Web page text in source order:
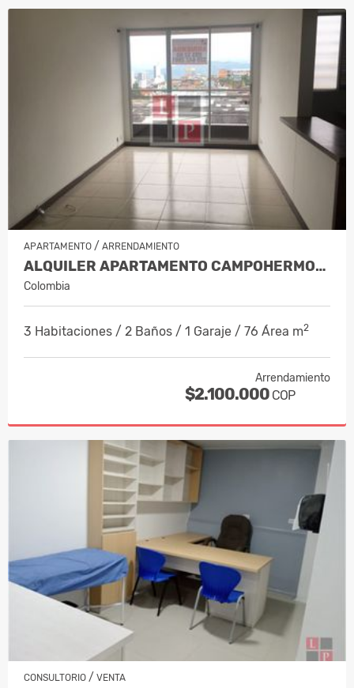
APARTAMENTO / ARRENDAMIENTO
ALQUILER APARTAMENTO CAMPOHERMOSO…
Colombia
3 Habitaciones / 2 Baños / 1 Garaje / 76 Área m2
Arrendamiento
$2.100.000 COP
CONSULTORIO / VENTA